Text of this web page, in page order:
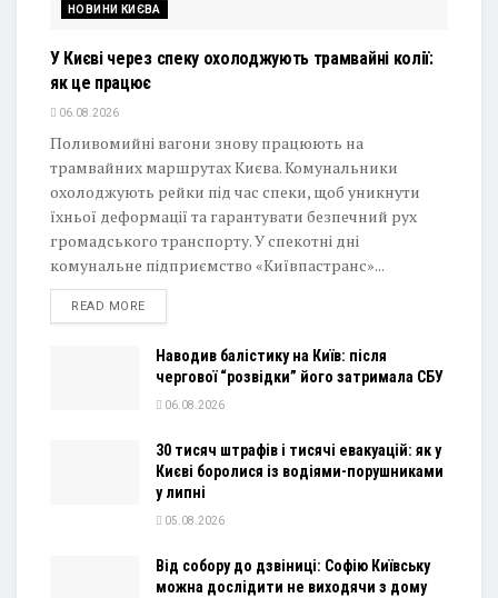
НОВИНИ КИЄВА
У Києві через спеку охолоджують трамвайні колії:
як це працює
06.08.2026
Поливомийні вагони знову працюють на
трамвайних маршрутах Києва. Комунальники
охолоджують рейки під час спеки, щоб уникнути
їхньої деформації та гарантувати безпечний рух
громадського транспорту. У спекотні дні
комунальне підприємство «Київпастранс»...
READ MOREDETAILS
Наводив балістику на Київ: після
чергової “розвідки” його затримала СБУ
06.08.2026
30 тисяч штрафів і тисячі евакуацій: як у
Києві боролися із водіями-порушниками
у липні
05.08.2026
Від собору до дзвіниці: Софію Київську
можна дослідити не виходячи з дому